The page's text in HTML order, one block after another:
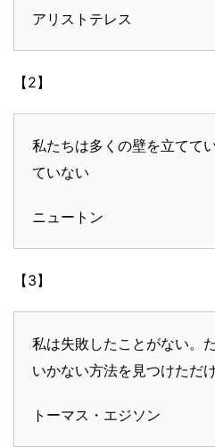
アリストテレス
【2】
私たちは多くの壁を立てて
ていない
ニュートン
【3】
私は失敗したことがない。
いかない方法を見つけただけ
トーマス・エジソン